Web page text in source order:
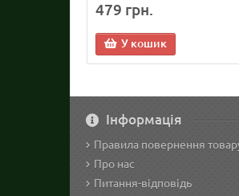
479 грн.
У кошик
Інформація
Правила повернення
Про нас
Питання-відповідь